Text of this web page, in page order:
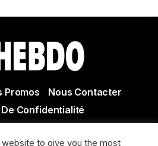
Promos
Nous Contacter
Confidentialité
to give you the most